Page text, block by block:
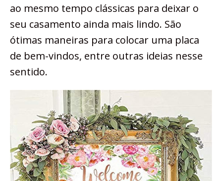
ao mesmo tempo clássicas para deixar o
seu casamento ainda mais lindo. São
ótimas maneiras para colocar uma placa
de bem-vindos, entre outras ideias nesse
sentido.